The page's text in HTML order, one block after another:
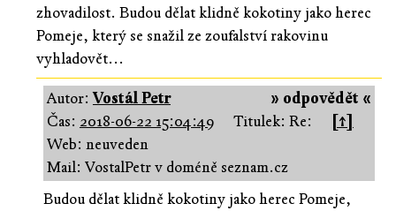
zhovadilost. Budou dělat klidně kokotiny jako herec
Pomeje, který se snažil ze zoufalství rakovinu
vyhladovět...
» odpovědět «
Autor:Vostál Petr
Čas: 2018-06-22 15:04:49 Titulek: Re:
[↑]
Web: neuveden
Mail: VostalPetr v doméně seznam.cz
Budou dělat klidně kokotiny jako herec Pomeje,